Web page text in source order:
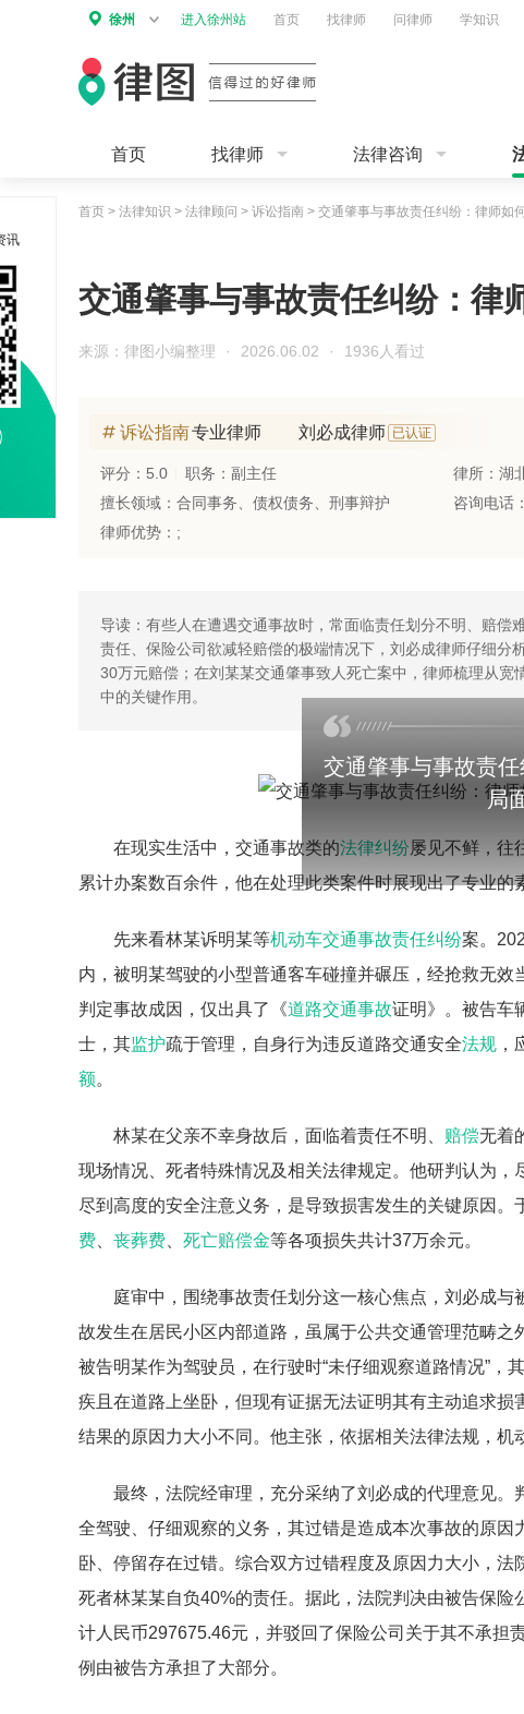
徐州 进入徐州站 首页 找律师 问律师 学知识
首页 找律师 法律咨询
首页 > 法律知识 > 法律顾问 > 诉讼指南 > 交通肇事与事故责任纠纷：律师如
交通肇事与事故责任纠纷：律
来源：律图小编整理 · 2026.06.02 · 1936人看过
诉讼指南专业律师 刘必成律师 已认证
评分：5.0 职务：副主任 律所：湖
擅长领域：合同事务、债权债务、刑事辩护
咨询电话
律师优势：;
导读：有些人在遭遇交通事故时，常面临责任划分不明、赔
责任、保险公司欲减轻赔偿的极端情况下，刘必成律师仔细
30万元赔偿；在刘某某交通肇事致人死亡案中，律师梳理从
中的关键作用。
交通肇事与事故责
局
在现实生活中，交通事故类的法律纠纷屡见不鲜，往
累计办案数百余件，他在处理此类案件时展现出了专业的
先来看林某诉明某等机动车交通事故责任纠纷案。
内，被明某驾驶的小型普通客车碰撞并碾压，经抢救无
判定事故成因，仅出具了《道路交通事故证明》。被告车
士，其监护疏于管理，自身行为违反道路交通安全法规
额。
林某在父亲不幸身故后，面临着责任不明、 赔偿无着
现场情况、死者特殊情况及相关法律规定。他研判认为
尽到高度的安全注意义务，是导致损害发生的关键原因。
费
丧葬费 死亡赔偿金等各项损失共计37万余元。
庭审中，围绕事故责任划分这一核心焦点，刘必成
故发生在居民小区内部道路，虽属于公共交通管理范畴之
被告明某作为驾驶员，在行驶时“未仔细观察道路情况”
疾且在道路上坐卧，但现有证据无法证明其有主动追求
结果的原因力大小不同。他主张，依据相关法律法规，机
最终，法院经审理，充分采纳了刘必成的代理意见。
全驾驶、仔细观察的义务，其过错是造成本次事故的原
卧、停留存在过错。综合双方过错程度及原因力大小，
死者林某某自负40%的责任。据此，法院判决由被告保
计人民币297675.46元，并驳回了保险公司关于其不承担
例由被告方承担了大部分。
讯